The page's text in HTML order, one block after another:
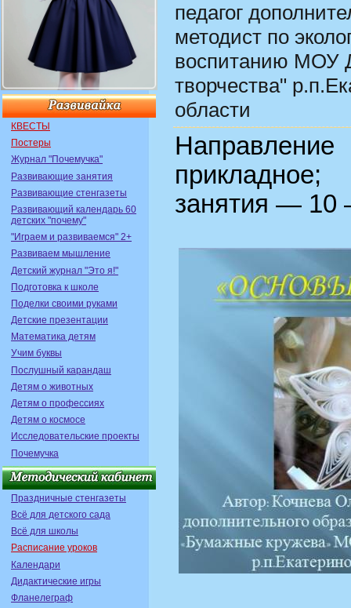
КВЕСТЫ
Постеры
Журнал "Почемучка"
Развивающие занятия
Развивающие стенгазеты
Развивающий календарь 60
детских "почему"
"Играем и развиваемся" 2+
Развиваем мышление
Детский журнал "Это я!"
Подготовка к школе
Поделки своими руками
Детские презентации
Математика детям
Учим буквы
Послушный карандаш
Детям о животных
Детям о профессиях
Детям о космосе
Исследовательские проекты
Почемучка
Праздничные стенгазеты
Всё для детского сада
Всё для школы
Расписание уроков
Календари
Дидактические игры
Фланелеграф
педагог
методист по
воспитанию МОУ
творчества"
области
прикладное;
занятия — 10